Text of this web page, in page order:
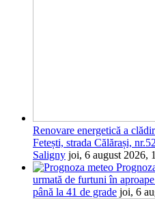
Renovare energetică a
Fetești, strada Călărași,
Saligny joi, 6 august 2026,
urmată de furtuni în
până la 41 de grade joi, 6